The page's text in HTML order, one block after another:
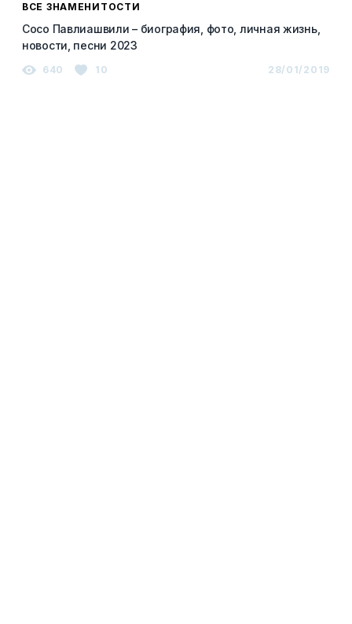
ВСЕ ЗНАМЕНИТОСТИ
Сосо Павлиашвили – биография, фото, личная жизнь,
новости, песни 2023
640 10 28/01/2019